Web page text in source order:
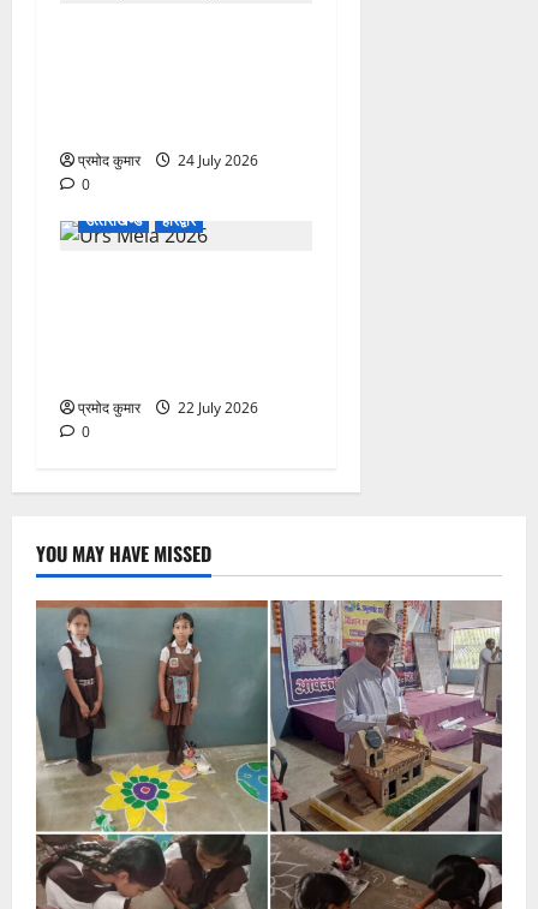
प्रमोद कुमार
24 July 2026
0
उत्‍तराखण्‍ड
हरिद्वार
प्रमोद कुमार
22 July 2026
0
YOU MAY HAVE MISSED